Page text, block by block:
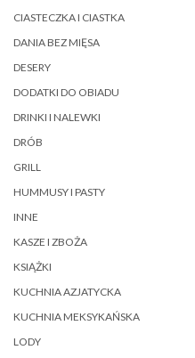
CIASTECZKA I CIASTKA
DANIA BEZ MIĘSA
DESERY
DODATKI DO OBIADU
DRINKI I NALEWKI
DRÓB
GRILL
HUMMUSY I PASTY
INNE
KASZE I ZBOŻA
KSIĄŻKI
KUCHNIA AZJATYCKA
KUCHNIA MEKSYKAŃSKA
LODY